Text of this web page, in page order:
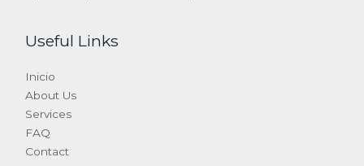
Useful Links
Inicio
About Us
Services
FAQ
Contact